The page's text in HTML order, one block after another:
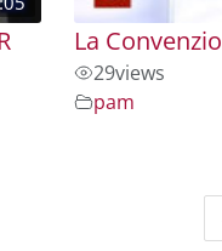
La
29views
pam